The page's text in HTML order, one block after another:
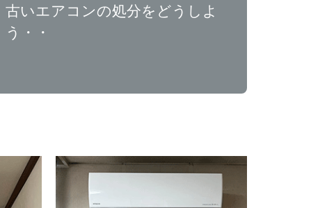
古いエアコンの処分をどうしよ
う・・